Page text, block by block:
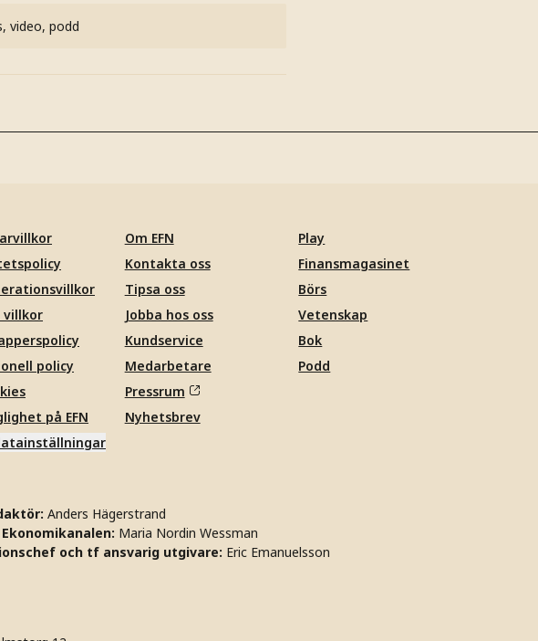
video, podd
villkor
policy
på EFN
Om EFN
Kontakta oss
Tipsa oss
Jobba hos oss
Kundservice
Medarbetare
Pressrum
Nyhetsbrev
Play
Finansmagasinet
Börs
Vetenskap
Bok
Podd
Anders Hägerstrand
Ekonomikanalen: Maria Nordin Wessman
och tf ansvarig utgivare: Eric Emanuelsson